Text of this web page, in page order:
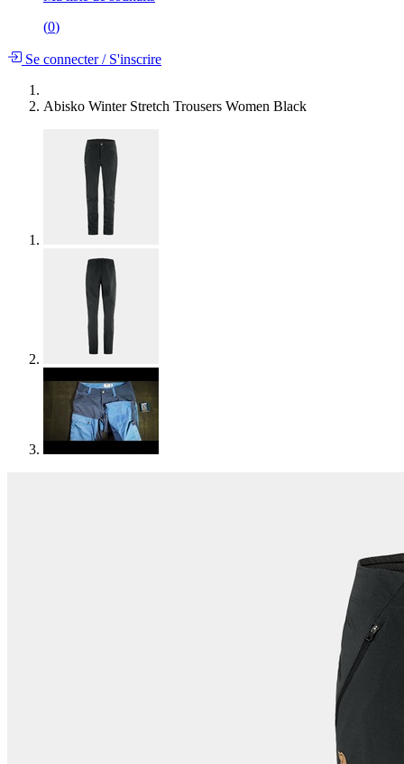
(0)
Se connecter/S'inscrire
Abisko Winter Stretch Trousers Women Black